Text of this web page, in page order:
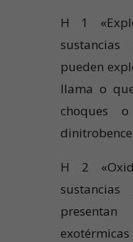
H 1
pueden
llama o
choques
H 2